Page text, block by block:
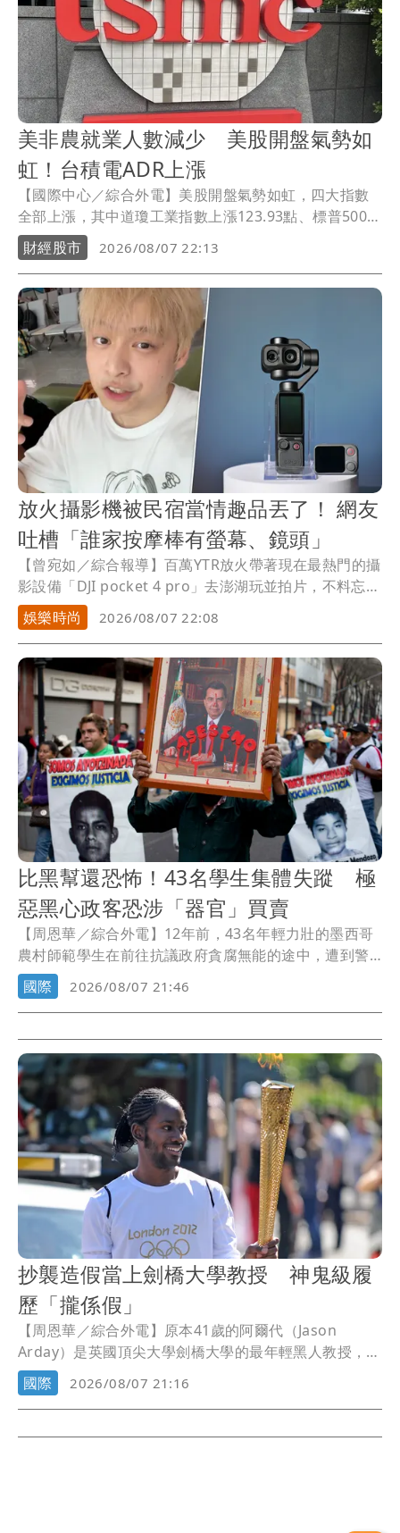
美非農就業人數減少 美股開盤氣勢如
虹！台積電ADR上漲
【國際中心／綜合外電】美股開盤氣勢如虹，四大指數
全部上漲，其中道瓊工業指數上漲123.93點、標普500指
數上漲29.72點、那斯達克指數上漲225.08點、費城半導
體指數上漲315.88點。在個股方面，台積電ADR上漲
3.07元或0.73％。
財經股市 2026/08/07 22:13
放火攝影機被民宿當情趣品丟了！ 網友
吐槽「誰家按摩棒有螢幕、鏡頭」
【曾宛如／綜合報導】百萬YTR放火帶著現在最熱門的攝
影設備「DJI pocket 4 pro」去澎湖玩並拍片，不料忘在
民宿裡，因為素材都在裡面，他崩潰大哭，覺得沒辦法
呼吸，致電民宿確定被工作人員當成垃圾丟掉了，他一
度衝去有50噸垃圾的集中地翻找，但最後還是沒找到，
他與民宿老闆已談妥賠償條件，但民宿清潔人員聲稱
「以為相機是按摩棒才丟」，網友吐槽覺得難以置信，
「誰家按摩棒會有螢幕跟鏡頭」、「就算是按摩棒也不
該擅自扔掉客人物品」。
娛樂時尚 2026/08/07 22:08
比黑幫還恐怖！43名學生集體失蹤 極
惡黑心政客恐涉「器官」買賣
【周恩華／綜合外電】12年前，43名年輕力壯的墨西哥
農村師範學生在前往抗議政府貪腐無能的途中，遭到警
察攔下，警方當場打死了6名目擊者，至於這43名學生則
被帶走後就此失蹤。12年來，學生家長苦尋不果，甚至
有人向勢力龐大的黑幫詢問，是否涉及器官買賣，但黑
幫堅決否認。墨西哥當局今天逮捕時任州長阿基瑞，並
指控涉及當時「國家機器」的政、軍、警聯合犯罪。
國際 2026/08/07 21:46
抄襲造假當上劍橋大學教授 神鬼級履
歷「攏係假」
【周恩華／綜合外電】原本41歲的阿爾代（Jason
Arday）是英國頂尖大學劍橋大學的最年輕黑人教授，不
但發表過多篇學術論文，還聲稱創下35天跑完30場馬拉
松的驚人紀錄，更被視為黑人突破學術隱形天花板的典
範。不過，在一件件論文被揭發涉及抄襲，以及過往的
任教紀錄遭質疑後，阿爾代在5日辭去劍橋大學的教職。
國際 2026/08/07 21:16